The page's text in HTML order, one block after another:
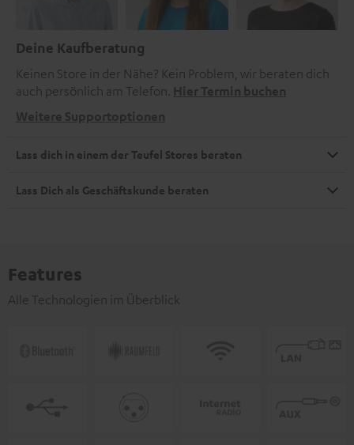
Deine Kaufberatung
Keinen Store in der Nähe? Kein Problem, wir beraten dich
auch persönlich am Telefon. Hier Termin buchen
Weitere Supportoptionen
Lass dich in einem der Teufel Stores beraten
Lass Dich als Geschäftskunde beraten
Features
Alle Technologien im Überblick